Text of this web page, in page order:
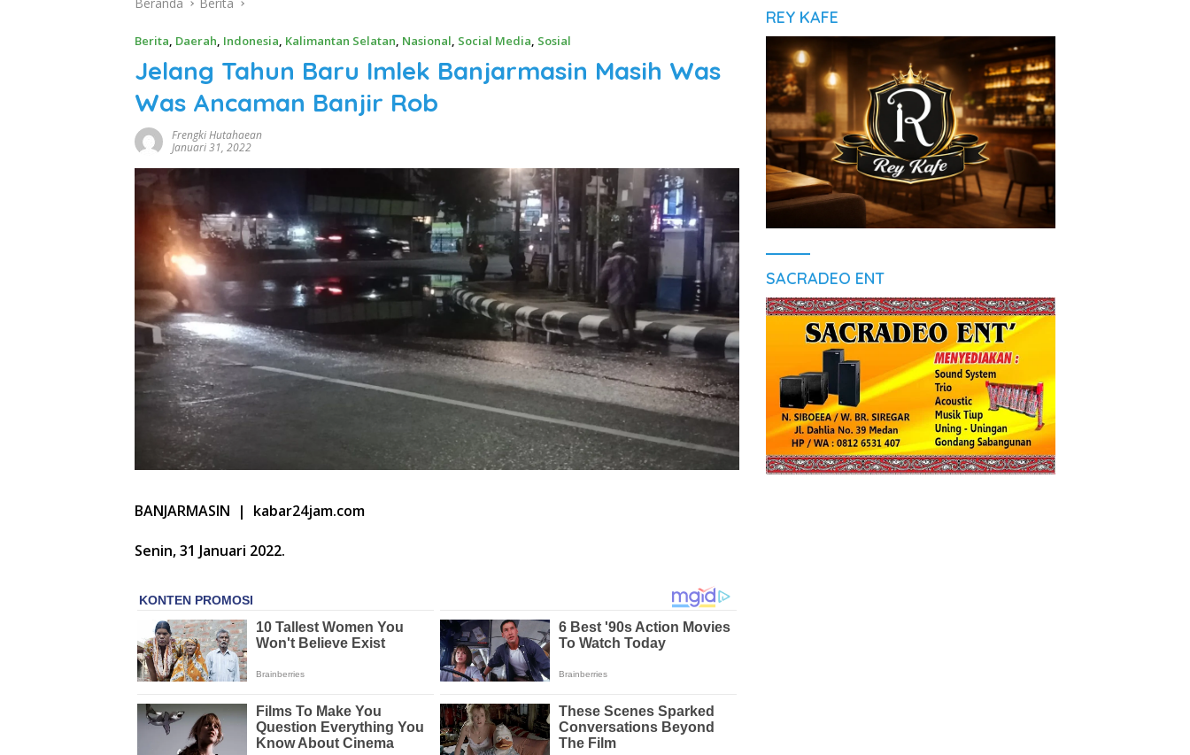
Berita, Daerah, Indonesia, Kalimantan Selatan, Nasional, Social Media, Sosial
Jelang Tahun Baru Imlek Banjarmasin Masih Was
Was Ancaman Banjir Rob
Frengki Hutahaean
Januari 31, 2022
BANJARMASIN | kabar24jam.com
Senin, 31 Januari 2022.
REY KAFE
SACRADEO ENT